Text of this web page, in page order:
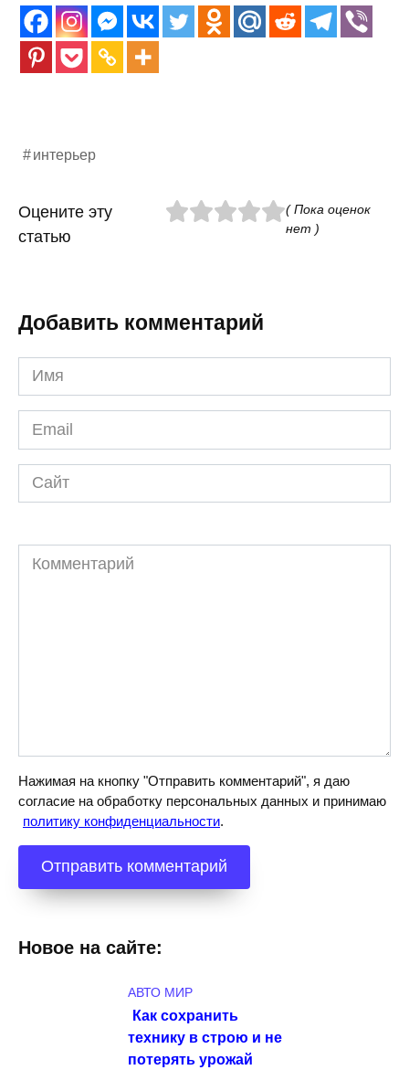
интерьер
Оцените эту
статью
( Пока оценок
нет )
Добавить комментарий
Имя
*
Email
*
Сайт
Комментарий
Нажимая на кнопку "Отправить комментарий", я даю
согласие на обработку персональных данных и принимаю
политику конфиденциальности.
Новое на сайте:
АВТО МИР
Как сохранить
технику в строю и не
потерять урожай